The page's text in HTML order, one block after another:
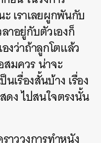
ะ เราเลยผูกพันกับ
าอยู่กับตัวเองก็
งว่าถ้าลูกโตแล้ว
สมควร น่าจะ
เรื่องสั้นบ้าง เรื่อง
ดง ไปสนใจตรงนั้น